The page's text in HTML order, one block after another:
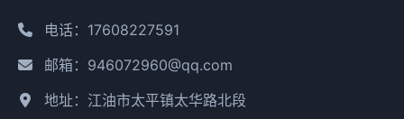
电话：17608227591
邮箱：946072960@qq.com
地址：江油市太平镇太华路北段